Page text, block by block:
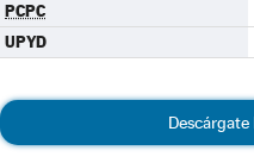
PCPC
UPYD
Descárgate